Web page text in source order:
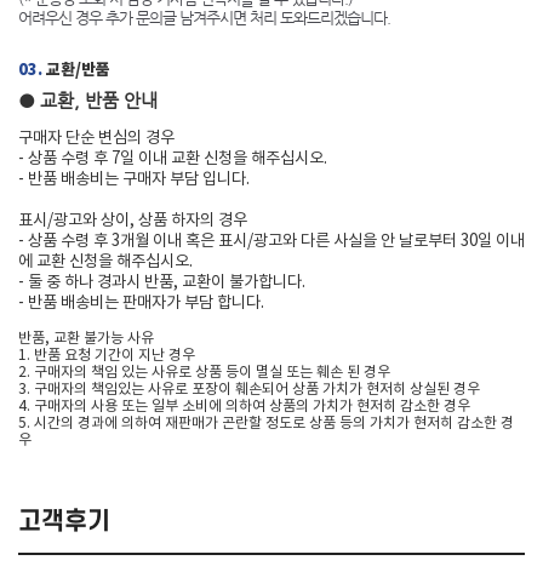
어려우신 경우 추가 문의글 남겨주시면 처리 도와드리겠습니다.
03.교환/반품
● 교환, 반품 안내
구매자 단순 변심의 경우
- 상품 수령 후 7일 이내 교환 신청을 해주십시오.
- 반품 배송비는 구매자 부담 입니다.
표시/광고와 상이, 상품 하자의 경우
- 상품 수령 후 3개월 이내 혹은 표시/광고와 다른 사실을 안 날로부터 30일 이내
에 교환 신청을 해주십시오.
- 둘 중 하나 경과시 반품, 교환이 불가합니다.
- 반품 배송비는 판매자가 부담 합니다.
반품, 교환 불가능 사유
1. 반품 요청 기간이 지난 경우
2. 구매자의 책임 있는 사유로 상품 등이 멸실 또는 훼손 된 경우
3. 구매자의 책임있는 사유로 포장이 훼손되어 상품 가치가 현저히 상실된 경우
4. 구매자의 사용 또는 일부 소비에 의하여 상품의 가치가 현저히 감소한 경우
5. 시간의 경과에 의하여 재판매가 곤란할 정도로 상품 등의 가치가 현저히 감소한 경
우
고객후기